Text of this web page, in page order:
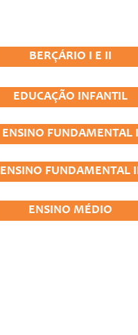
BERÇÁRIO I E II
EDUCAÇÃO INFANTIL
ENSINO FUNDAMENTAL I
ENSINO FUNDAMENTAL
ENSINO MÉDIO